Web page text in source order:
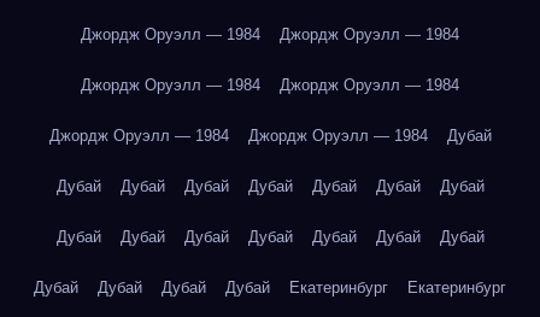
Джордж Оруэлл — 1984 Джордж Оруэлл — 1984
Джордж Оруэлл — 1984 Джордж Оруэлл — 1984
Джордж Оруэлл — 1984 Джордж Оруэлл — 1984 Дубай
Дубай Дубай Дубай Дубай Дубай Дубай Дубай
Дубай Дубай Дубай Дубай Дубай Дубай Дубай
Дубай Дубай Дубай Дубай Екатеринбург Екатеринбург